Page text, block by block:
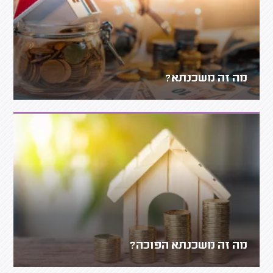
מה זה משכנתא?
מה זה משכנתא הפוכה?